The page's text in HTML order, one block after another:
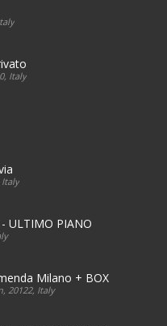
Italy
Italy
ULTIMO PIANO
Milano + BOX
20122, Italy